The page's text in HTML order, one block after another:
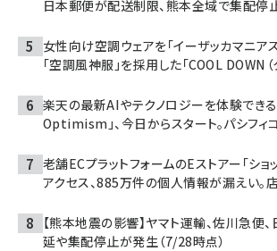
日本郵便が配送制限、熊本全域で集配停
女性向け空調ウェアを「イーザッカマニア
「空調風神服」を採用した「COOL DOWN（
楽天の最新AIやテクノロジーを体験でき
Optimism」、今日からスタート。パシフィ
老舗ECプラットフォームのEストアー「ショ
アクセス、885万件の個人情報が漏えい。
【熊本地震の影響】ヤマト運輸、佐川急便
延や集配停止が発生（7/28時点）